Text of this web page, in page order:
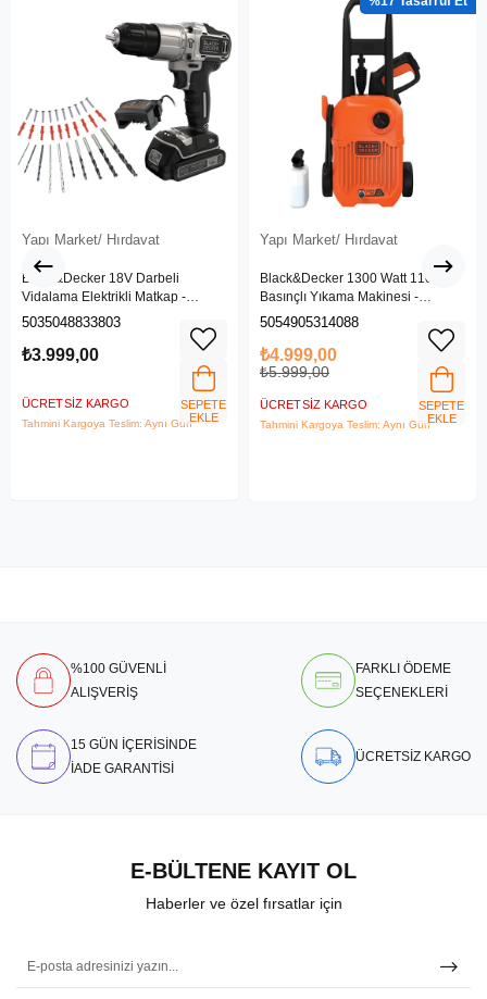
Yapı Market/ Hırdavat
Black&Decker 18V Darbeli
Vidalama Elektrikli Matkap -
BDCHD18SC1K-QW
5035048833803
₺3.999,00
ÜCRETSIZ KARGO
Tahmini Kargoya Teslim: Aynı Gün
SEPETE
EKLE
Yapı Market/ Hırdavat
Black&Decker 1300 Watt 110 Bar
Basınçlı Yıkama Makinesi -
(BEPW1300L-QS)
5054905314088
₺4.999,00
₺5.999,00
ÜCRETSIZ KARGO
Tahmini Kargoya Teslim: Aynı Gün
SEPETE
EKLE
%100 GÜVENLİ
ALIŞVERİŞ
FARKLI ÖDEME
SEÇENEKLERİ
15 GÜN İÇERİSİNDE
İADE GARANTİSİ
ÜCRETSİZ KARGO
E-BÜLTENE KAYIT OL
Haberler ve özel fırsatlar için